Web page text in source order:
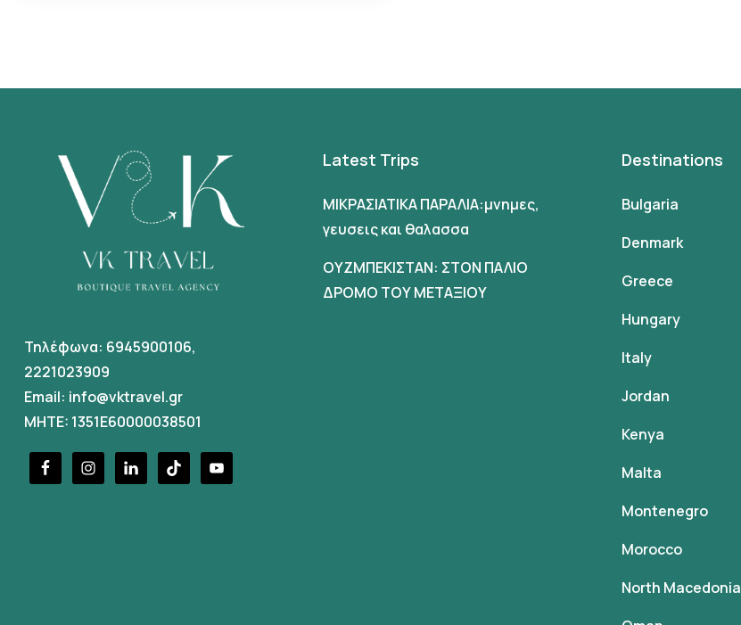
Τηλέφωνα: 6945900106,
2221023909
Email: info@vktravel.gr
MHTE: 1351E60000038501
Latest Trips
ΜΙΚΡΑΣΙΑΤΙΚΑ ΠΑΡΑΛΙΑ:μνημες,
γευσεις και θαλασσα
ΟΥΖΜΠΕΚΙΣΤΑΝ: ΣΤΟΝ ΠΑΛΙΟ
ΔΡΟΜΟ ΤΟΥ ΜΕΤΑΞΙΟΥ
Destinations
Bulgaria
Denmark
Greece
Hungary
Italy
Jordan
Kenya
Malta
Montenegro
Morocco
North Macedonia